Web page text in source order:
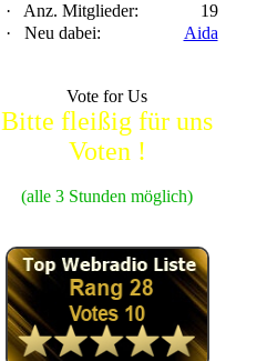
· Anz. Mitglieder:
19
·
Neu dabei: Aida
Vote for Us
Bitte fleißig für uns
Voten !
(alle 3 Stunden möglich)